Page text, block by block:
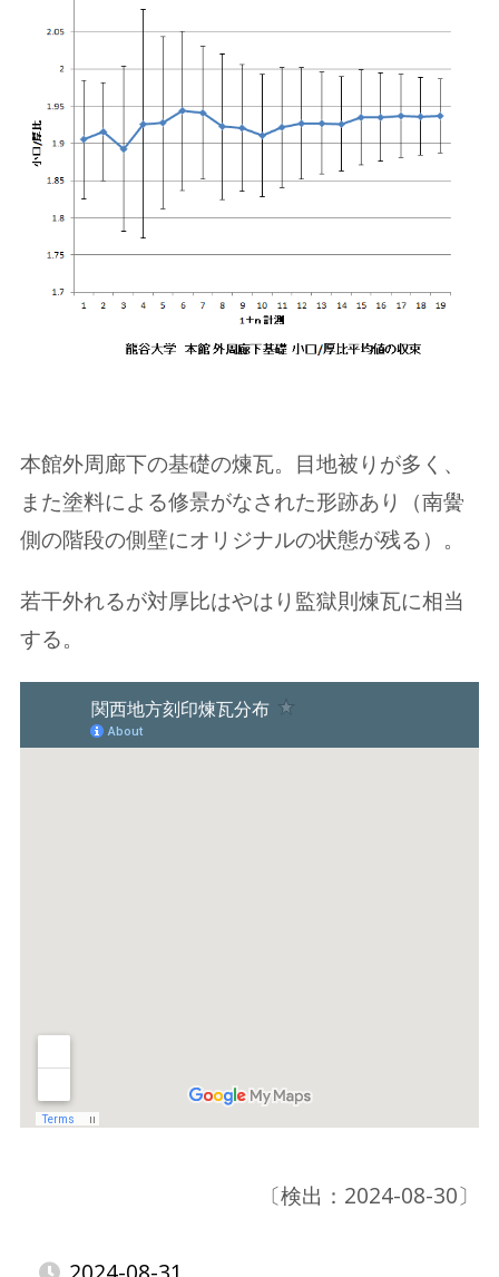
本館外周廊下の基礎の煉瓦。目地被りが多く、
また塗料による修景がなされた形跡あり（南黌
側の階段の側壁にオリジナルの状態が残る）。
若干外れるが対厚比はやはり監獄則煉瓦に相当
する。
〔検出：2024-08-30〕